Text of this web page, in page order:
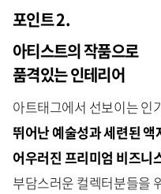
포인트 2.
아티스트의 작품으로
품격있는 인테리어
아트태그에서 선보이는 인
뛰어난 예술성과 세련된 액
어우러진 프리미엄 비즈니
부담스러운 컬렉터분들을